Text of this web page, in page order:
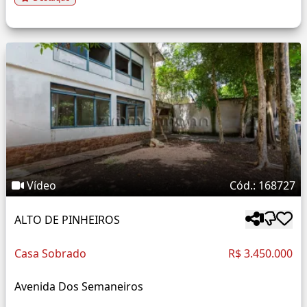
Vídeo Cód.: 168727
ALTO DE PINHEIROS
Casa Sobrado R$ 3.450.000
Avenida Dos Semaneiros